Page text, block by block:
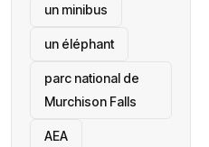
un minibus
un éléphant
parc national de
Murchison Falls
AEA